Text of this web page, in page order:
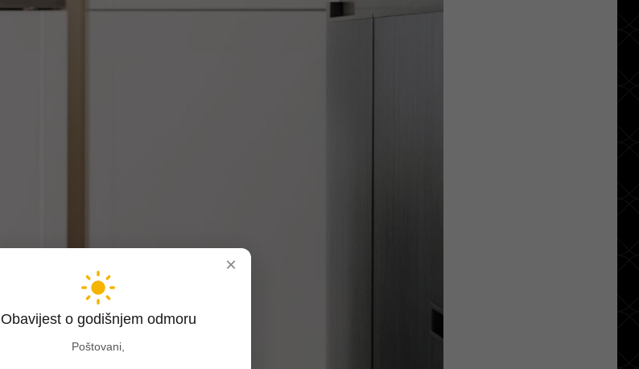
×
Obavijest o godišnjem odmoru
Poštovani,